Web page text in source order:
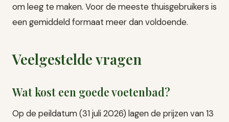
om leeg te maken. Voor de meeste thuisgebruikers is
een gemiddeld formaat meer dan voldoende.
Veelgestelde vragen
Wat kost een goede voetenbad?
Op de peildatum (31 juli 2026) lagen de prijzen van 13